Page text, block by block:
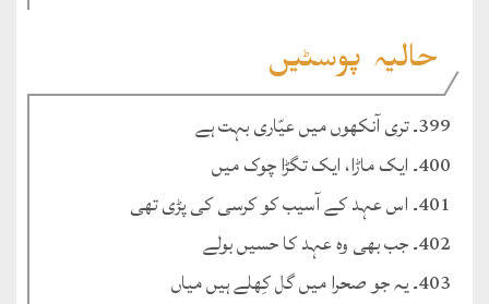
حالیہ پوسٹیں
399۔ تری آنکھوں میں عیّاری بہت ہے
400۔ ایک ماڑا، ایک تگڑا چوک میں
401۔ اس عہد کے آسیب کو کرسی کی پڑی تھی
402۔ جب بھی وہ عہد کا حسیں بولے
403۔ یہ جو صحرا میں گل کِھلے ہیں میاں